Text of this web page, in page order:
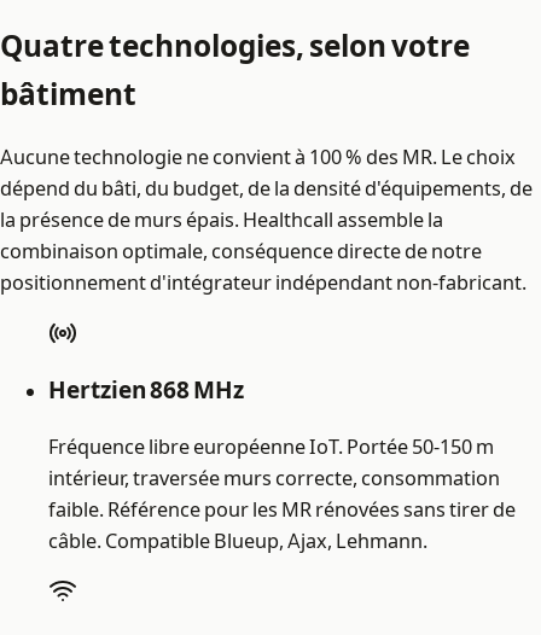
Quatre technologies, selon votre
bâtiment
Aucune technologie ne convient à 100 % des MR. Le choix
dépend du bâti, du budget, de la densité d'équipements, de
la présence de murs épais. Healthcall assemble la
combinaison optimale, conséquence directe de notre
positionnement d'intégrateur indépendant non-fabricant.
Hertzien 868 MHz
Fréquence libre européenne IoT. Portée 50-150 m
intérieur, traversée murs correcte, consommation
faible. Référence pour les MR rénovées sans tirer de
câble. Compatible Blueup, Ajax, Lehmann.